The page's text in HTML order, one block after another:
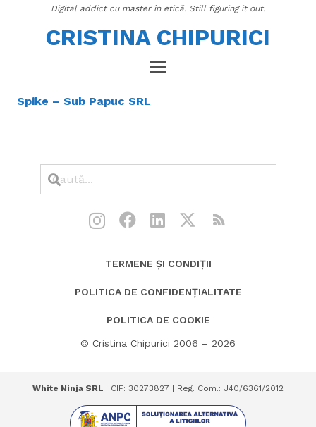
Digital addict cu master în etică. Still figuring it out.
CRISTINA CHIPURICI
Spike – Sub Papuc SRL
TERMENE ȘI CONDIȚII
POLITICA DE CONFIDENȚIALITATE
POLITICA DE COOKIE
© Cristina Chipurici 2006 – 2026
White Ninja SRL | CIF: 30273827 | Reg. Com.: J40/6361/2012